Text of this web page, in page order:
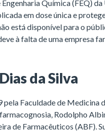
Química (FEQ)
em dose única e
está disponível para o
à falta de uma empresa
da Silva
Faculdade de Medicina
Rodolpho
de Farmacêuticos (ABF).